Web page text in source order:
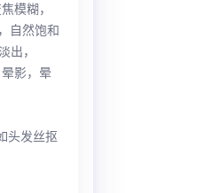
模糊，
自然饱和
出，
影，晕
头发丝抠